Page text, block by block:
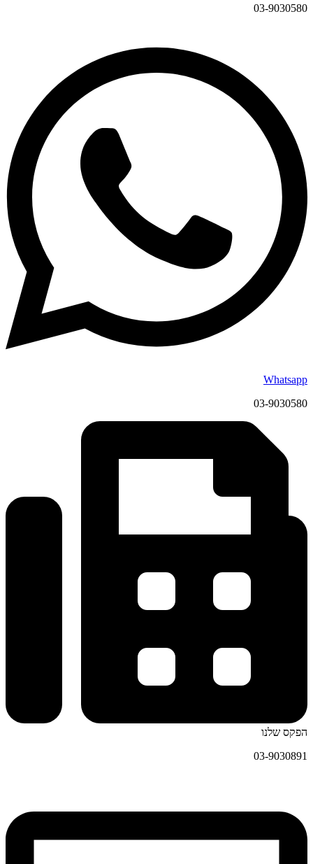
03-9030580
Whatsapp
03-9030580
הפקס שלנו
03-9030891